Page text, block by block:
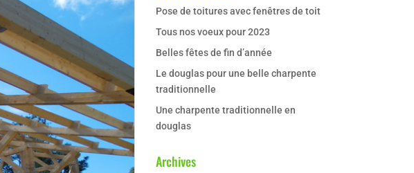
Pose de toitures avec fenêtres de toit
Tous nos voeux pour 2023
Belles fêtes de fin d’année
Le douglas pour une belle charpente
traditionnelle
Une charpente traditionnelle en
douglas
Archives